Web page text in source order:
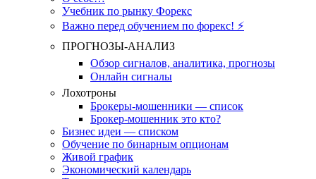
Учебник по рынку Форекс
Важно перед обучением по форекс! ⚡
ПРОГНОЗЫ-АНАЛИЗ
Обзор сигналов, аналитика, прогнозы
Онлайн сигналы
Лохотроны
Брокеры-мошенники — список
Брокер-мошенник это кто?
Бизнес идеи — списком
Обучение по бинарным опционам
Живой график
Экономический календарь